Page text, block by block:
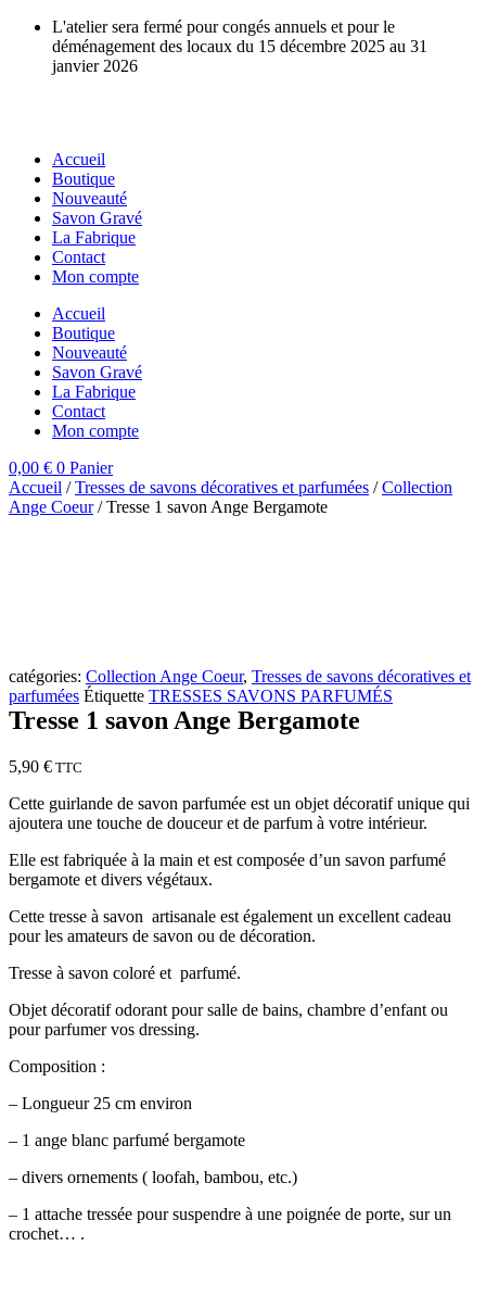
Aller
contenu
L'atelier sera fermé pour congés annuels et pour le
déménagement des locaux du 15 décembre 2025 au 31
janvier 2026
Accueil
Boutique
Nouveauté
Savon Gravé
La Fabrique
Contact
Mon compte
Accueil
Boutique
Nouveauté
Savon Gravé
La Fabrique
Contact
Mon compte
0,00 € 0 Panier
Accueil /Tresses de savons décoratives et parfumées /Collection
Ange Coeur/ Tresse 1 savon Ange Bergamote
catégories: Collection Ange Coeur, Tresses de savons décoratives et
parfumées Étiquette TRESSES SAVONS PARFUMÉS
Tresse 1 savon Ange Bergamote
5,90 € TTC
Cette guirlande de savon parfumée est un objet décoratif unique qui
ajoutera une touche de douceur et de parfum à votre intérieur.
Elle est fabriquée à la main et est composée d’un savon parfumé
bergamote et divers végétaux.
Cette tresse à savon artisanale est également un excellent cadeau
pour les amateurs de savon ou de décoration.
Tresse à savon coloré et parfumé.
Objet décoratif odorant pour salle de bains, chambre d’enfant ou
pour parfumer vos dressing.
Composition :
– Longueur 25 cm environ
– 1 ange blanc parfumé bergamote
– divers ornements ( loofah, bambou, etc.)
– 1 attache tressée pour suspendre à une poignée de porte, sur un
crochet… .